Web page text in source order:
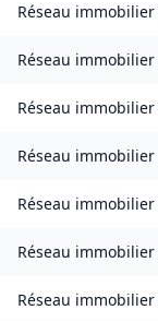
Réseau immobilier
Réseau immobilier
Réseau immobilier
Réseau immobilier
Réseau immobilier
Réseau immobilier
Réseau immobilier